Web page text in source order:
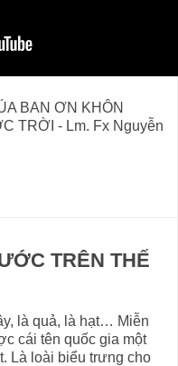
BAN ƠN KHÔN
TRỜI - Lm. Fx Nguyễn
TRÊN THẾ
là quả, là hạt… Miễn
cái tên quốc gia một
Là loài biểu trưng cho